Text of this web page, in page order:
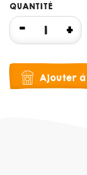
QUANTITÉ
Ajouter